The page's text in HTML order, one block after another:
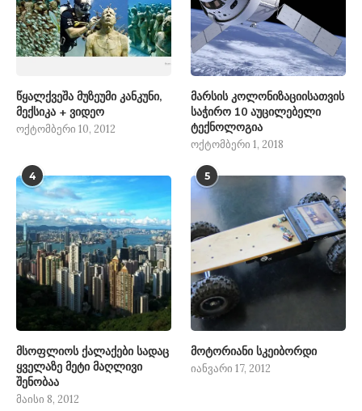
წყალქვეშა მუზეუმი კანკუნი,
მექსიკა + ვიდეო
ოქტომბერი 10, 2012
მარსის კოლონიზაციისათვის
საჭირო 10 აუცილებელი
ტექნოლოგია
ოქტომბერი 1, 2018
4
მსოფლიოს ქალაქები სადაც
ყველაზე მეტი მაღლივი
შენობაა
მაისი 8, 2012
5
მოტორიანი სკეიბორდი
იანვარი 17, 2012